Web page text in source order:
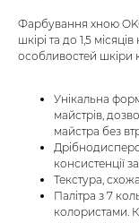
Фарбування хною
шкірі та до 1,5
особливостей шкіри
Унікальна
майстрів,
майстра без
консистенції
Текстура,
Палітра з 7
колористами.